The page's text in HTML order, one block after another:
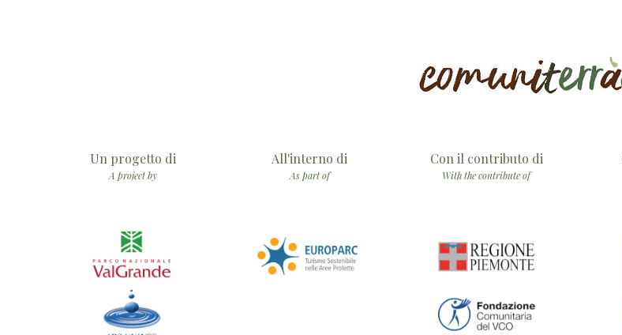
Un progetto di
A project by
All'interno di
As part of
Con il contributo di
With the contribute of